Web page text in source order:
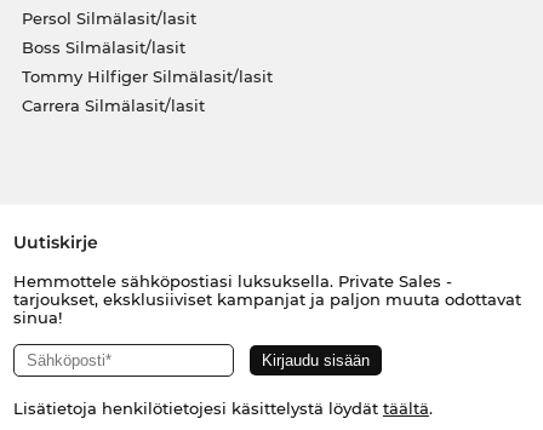
Persol Silmälasit/lasit
Boss Silmälasit/lasit
Tommy Hilfiger Silmälasit/lasit
Carrera Silmälasit/lasit
Uutiskirje
Hemmottele sähköpostiasi luksuksella. Private Sales -
tarjoukset, eksklusiiviset kampanjat ja paljon muuta odottavat
sinua!
Lisätietoja henkilötietojesi käsittelystä löydät täältä.